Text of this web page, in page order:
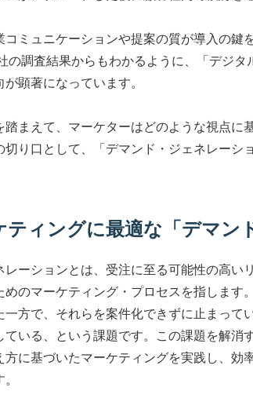
コミュニケーションや提案の質が導入の鍵
の調査結果からもわかるように、「デジタ
顕著になっています。
踏まえて、マーケターはどのような視点に
切り口として、「デマンド・ジェネレーシ
ィングに最適な「デマン
レーションとは、受注に至る可能性の高い
めのマーケティング・プロセスを指します
一方で、それらを案件化できずに止まって
ている、という課題です。この課題を解消
方に基づいたマーケティングを実践し、効